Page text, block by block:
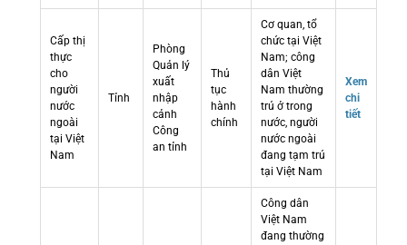
Cấp thị
thực
cho
người
nước
ngoài
tại Việt
Nam
Tỉnh
Phòng
Quản lý
xuất
nhập
cảnh
Công
an tỉnh
Thủ
tục
hành
chính
Cơ quan, tổ
chức tại Việt
Nam; công
dân Việt
Nam thường
trú ở trong
nước, người
nước ngoài
đang tạm trú
tại Việt Nam
Xem
chi
tiết
Công dân
Việt Nam
đang thường